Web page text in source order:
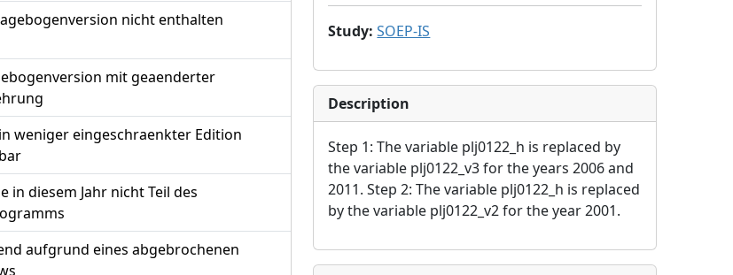
nicht enthalten
mit geaenderter
weniger eingeschraenkter Edition
in diesem Jahr nicht Teil des
aufgrund eines abgebrochenen
Study: SOEP-IS
Description
Step 1: The variable plj0122_h is replaced by
the variable plj0122_v3 for the years 2006 and
2011. Step 2: The variable plj0122_h is replaced
by the variable plj0122_v2 for the year 2001.